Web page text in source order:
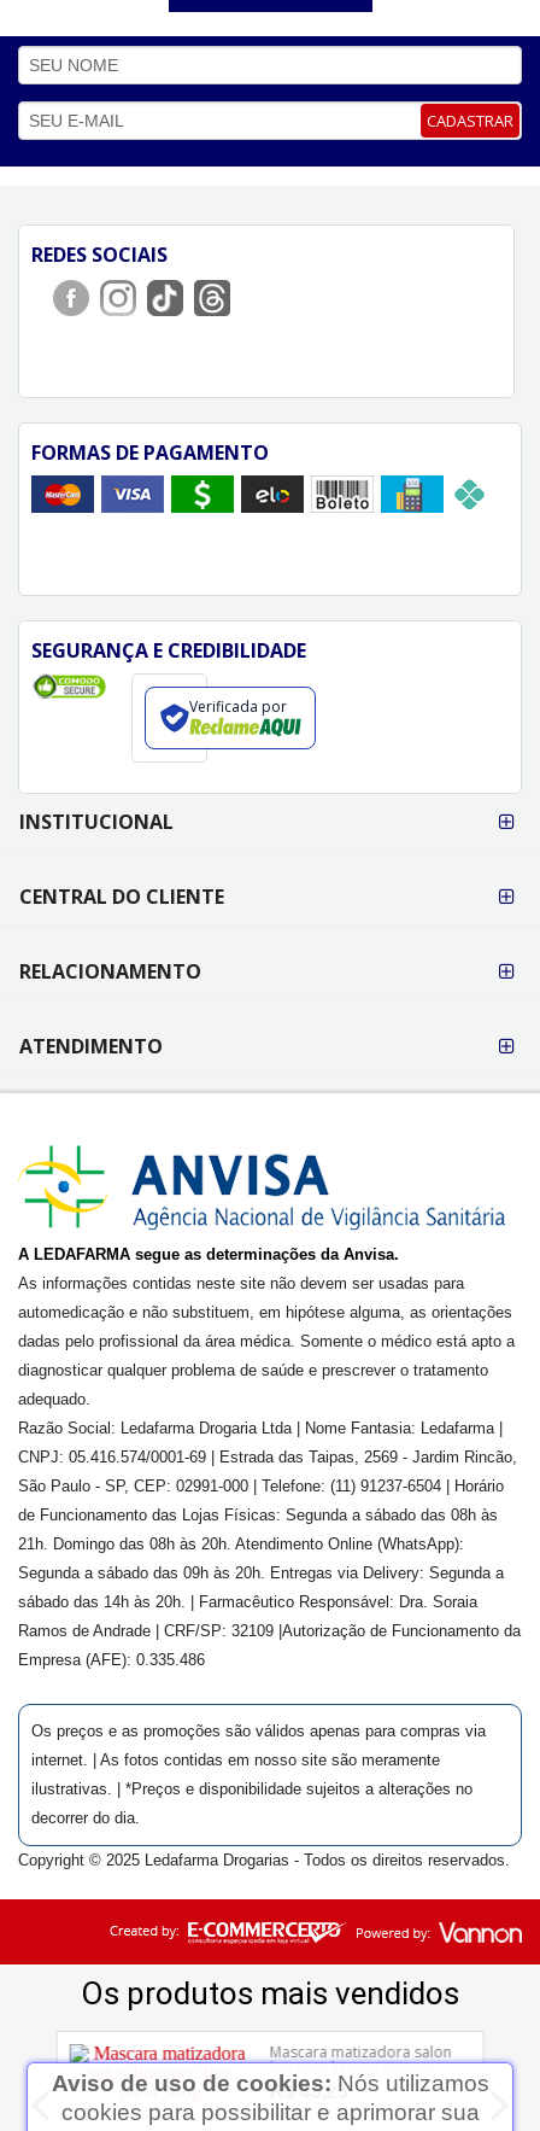
CADASTRAR
REDES SOCIAIS
FORMAS DE PAGAMENTO
SEGURANÇA E CREDIBILIDADE
Verificada por
FORMAS DE
PAGAMENTO
INSTITUCIONAL
CENTRAL DO CLIENTE
RELACIONAMENTO
ATENDIMENTO
A LEDAFARMA segue as determinações da Anvisa.
As informações contidas neste site não devem ser usadas para
automedicação e não substituem, em hipótese alguma, as orientações
dadas pelo profissional da área médica. Somente o médico está apto a
diagnosticar qualquer problema de saúde e prescrever o tratamento
adequado.
Razão Social: Ledafarma Drogaria Ltda | Nome Fantasia: Ledafarma |
CNPJ: 05.416.574/0001-69 | Estrada das Taipas, 2569 - Jardim Rincão,
São Paulo - SP, CEP: 02991-000 | Telefone: (11) 91237-6504 | Horário
de Funcionamento das Lojas Físicas: Segunda a sábado das 08h às
21h. Domingo das 08h às 20h. Atendimento Online (WhatsApp):
Segunda a sábado das 09h às 20h. Entregas via Delivery: Segunda a
sábado das 14h às 20h. | Farmacêutico Responsável: Dra. Soraia
Ramos de Andrade
| CRF/SP: 32109 |Autorização de Funcionamento da
Empresa (AFE): 0.335.486
Os preços e as promoções são válidos apenas para compras via
internet. | As fotos contidas em nosso site são meramente
ilustrativas. | *Preços e disponibilidade sujeitos a alterações no
decorrer do dia.
Copyright © 2025 Ledafarma Drogarias - Todos os direitos reservados.
Aviso de uso de cookies: Nós utilizamos
cookies para possibilitar e aprimorar sua